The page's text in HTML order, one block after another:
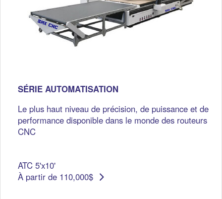
SÉRIE AUTOMATISATION
Le plus haut niveau de précision, de puissance et de
performance disponible dans le monde des routeurs
CNC
ATC 5'x10'
À partir de 110,000$